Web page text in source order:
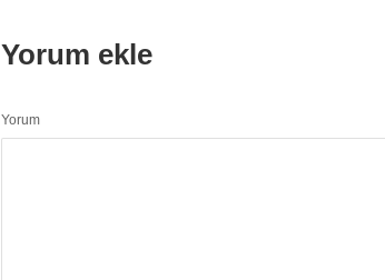
Yorum ekle
Yorum